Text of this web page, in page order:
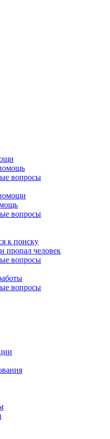
вопросы
вопросы
к поиску
пропал человек
вопросы
вопросы